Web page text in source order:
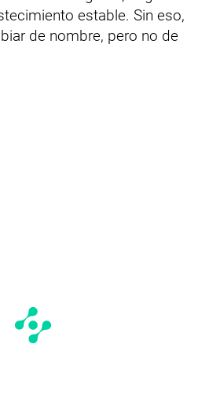
estable. Sin eso,
de nombre, pero no de